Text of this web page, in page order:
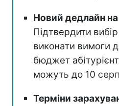
Новий дедлайн
Підтвердити
виконати вимоги
бюджет
можуть до 10
Терміни